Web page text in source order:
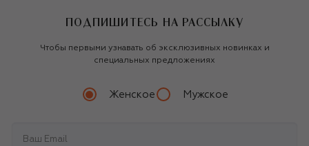
ПОДПИШИТЕСЬ НА РАССЫЛКУ
Чтобы первыми узнавать об эксклюзивных новинках и
специальных предложениях
Женское Мужское